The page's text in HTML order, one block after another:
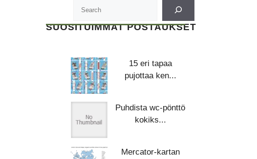
SUOSITUIMMAT POSTAUKSET
15 eri tapaa
pujottaa ken...
Puhdista wc-pönttö
kokiks...
Mercator-kartan